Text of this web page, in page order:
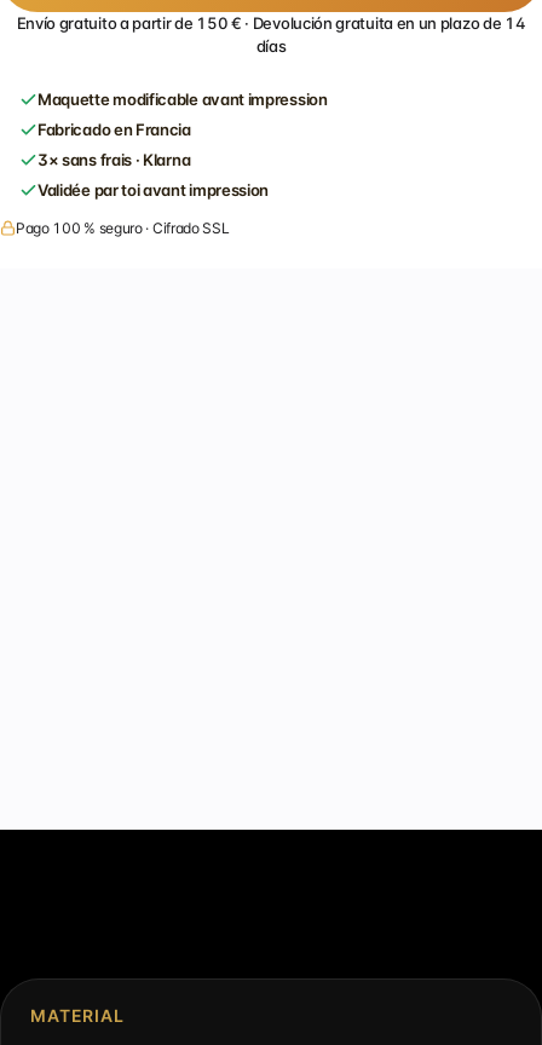
Envío gratuito a partir de 150 € · Devolución gratuita en un plazo de 14
días
Maquette modificable avant impression
Fabricado en Francia
3× sans frais · Klarna
Validée par toi avant impression
Pago 100 % seguro · Cifrado SSL
MATERIAL